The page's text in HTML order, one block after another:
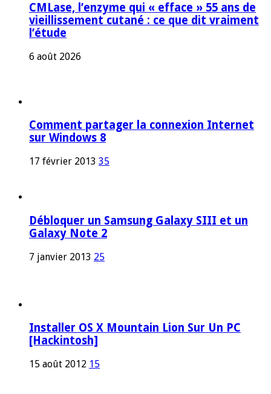
CMLase, l’enzyme qui « efface » 55 ans de
vieillissement cutané : ce que dit vraiment
l’étude
6 août 2026
Comment partager la connexion Internet
sur Windows 8
17 février 2013 35
Débloquer un Samsung Galaxy SIII et un
Galaxy Note 2
7 janvier 2013 25
Installer OS X Mountain Lion Sur Un PC
[Hackintosh]
15 août 2012 15